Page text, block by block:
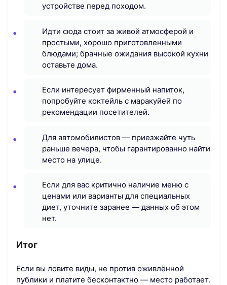
устройстве перед походом.
Идти сюда стоит за живой атмосферой и
простыми, хорошо приготовленными
блюдами; брачные ожидания высокой кухни
оставьте дома.
Если интересует фирменный напиток,
попробуйте коктейль с маракуйей по
рекомендации посетителей.
Для автомобилистов — приезжайте чуть
раньше вечера, чтобы гарантированно найти
место на улице.
Если для вас критично наличие меню с
ценами или варианты для специальных
диет, уточните заранее — данных об этом
нет.
Итог
Если вы ловите виды, не против оживлённой
публики и платите бесконтактно — место работает.